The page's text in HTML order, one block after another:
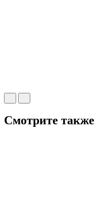
Смотрите также